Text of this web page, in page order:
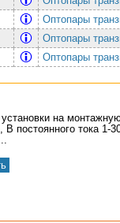
Оптопары
Оптопары
Оптопары
на
постоянного тока 1-